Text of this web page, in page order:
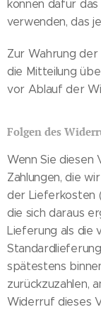
können dafür
verwenden, das
Zur Wahrung
die Mitteilung
vor Ablauf der
Folgen des
Wenn Sie diesen
Zahlungen, die
der Lieferkosten
die sich daraus
Lieferung als die
spätestens
zurückzuzahlen,
Widerruf dieses